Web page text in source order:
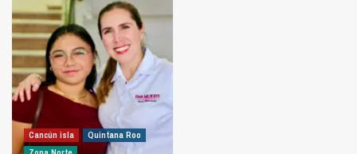
Cancún isla
Quintana Roo